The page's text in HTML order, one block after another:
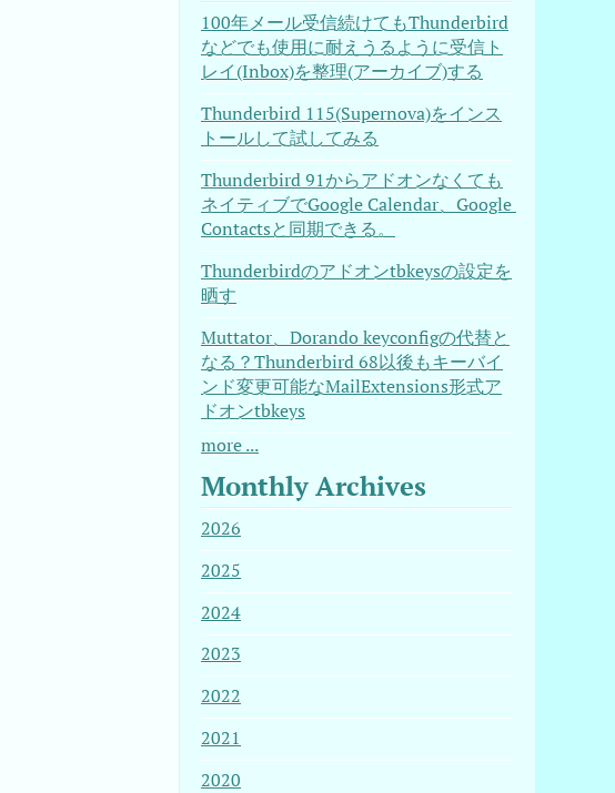
100年メール受信続けてもThunderbird
などでも使用に耐えうるように受信ト
レイ(Inbox)を整理(アーカイブ)する
Thunderbird 115(Supernova)をインス
トールして試してみる
Thunderbird 91からアドオンなくても
ネイティブでGoogle Calendar、Google
Contactsと同期できる。
Thunderbirdのアドオンtbkeysの設定を
晒す
Muttator、Dorando keyconfigの代替と
なる？Thunderbird 68以後もキーバイ
ンド変更可能なMailExtensions形式ア
ドオンtbkeys
more ...
Monthly Archives
2026
2025
2024
2023
2022
2021
2020